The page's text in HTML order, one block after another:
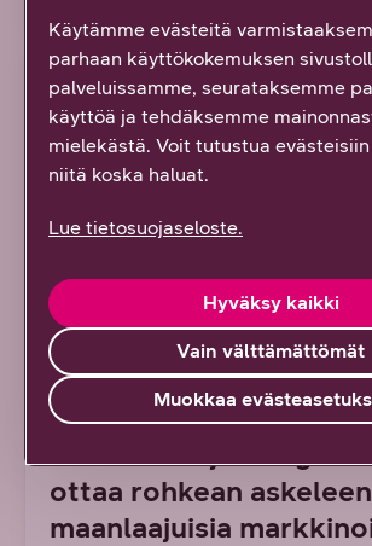
ARTIKKELI
7/2026 DNA YRITYKSILLE
ottaa rohkean
maanlaajuisia
Käytämme evästeitä
parhaan käyttökokemuksen
palveluissamme, seurataksemme
käyttöä ja tehdäksemme
mielekästä. Voit tutustua
niitä koska haluat.
Lue tietosuojaseloste.
Vain välttämättömät
Hyväksy kaikki
Muokkaa